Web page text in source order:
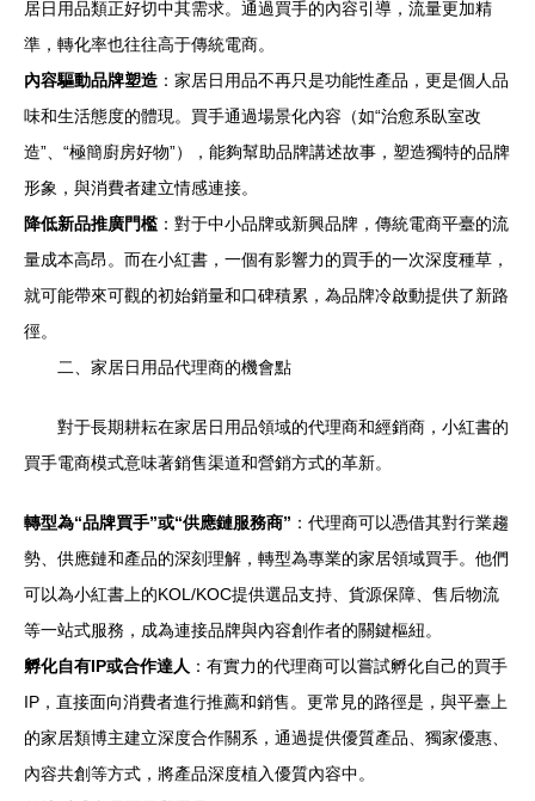
居日用品類正好切中其需求。通過買手的內容引導，流量更加精
準，轉化率也往往高于傳統電商。
內容驅動品牌塑造 ：家居日用品不再只是功能性產品，更是個人品
味和生活態度的體現。買手通過場景化內容（如“治愈系臥室改
造”、“極簡廚房好物”），能夠幫助品牌講述故事，塑造獨特的品牌
形象，與消費者建立情感連接。
降低新品推廣門檻 ：對于中小品牌或新興品牌，傳統電商平臺的流
量成本高昂。而在小紅書，一個有影響力的買手的一次深度種草，
就可能帶來可觀的初始銷量和口碑積累，為品牌冷啟動提供了新路
徑。
二、家居日用品代理商的機會點
對于長期耕耘在家居日用品領域的代理商和經銷商，小紅書的
買手電商模式意味著銷售渠道和營銷方式的革新。
轉型為“品牌買手”或“供應鏈服務商” ：代理商可以憑借其對行業趨
勢、供應鏈和產品的深刻理解，轉型為專業的家居領域買手。他們
可以為小紅書上的KOL/KOC提供選品支持、貨源保障、售后物流
等一站式服務，成為連接品牌與內容創作者的關鍵樞紐。
孵化自有IP或合作達人 ：有實力的代理商可以嘗試孵化自己的買手
IP，直接面向消費者進行推薦和銷售。更常見的路徑是，與平臺上
的家居類博主建立深度合作關系，通過提供優質產品、獨家優惠、
內容共創等方式，將產品深度植入優質內容中。